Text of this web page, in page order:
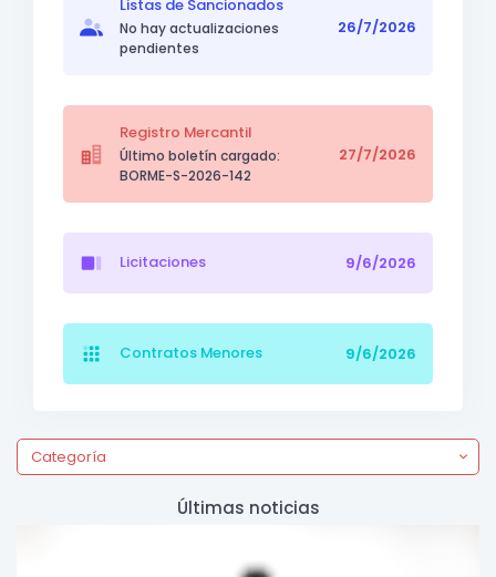
Listas de Sancionados
No hay actualizaciones
pendientes
26/7/2026
Registro Mercantil
Último boletín cargado:
BORME-S-2026-142
27/7/2026
Licitaciones 9/6/2026
Contratos Menores 9/6/2026
Categoría
Últimas noticias